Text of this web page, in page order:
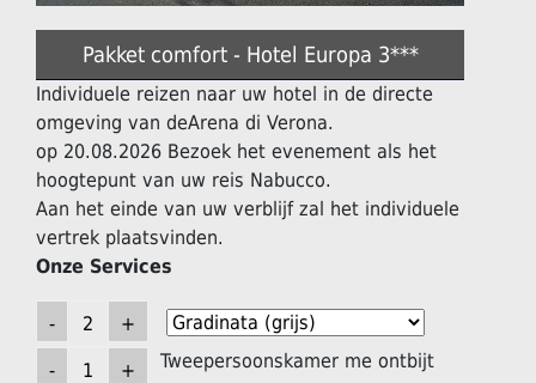
Pakket comfort - Hotel Europa 3***
Individuele reizen naar uw hotel in de directe
omgeving van deArena di Verona.
op 20.08.2026 Bezoek het evenement als het
hoogtepunt van uw reis Nabucco.
Aan het einde van uw verblijf zal het individuele
vertrek plaatsvinden.
Onze Services
Tweepersoonskamer me ontbijt